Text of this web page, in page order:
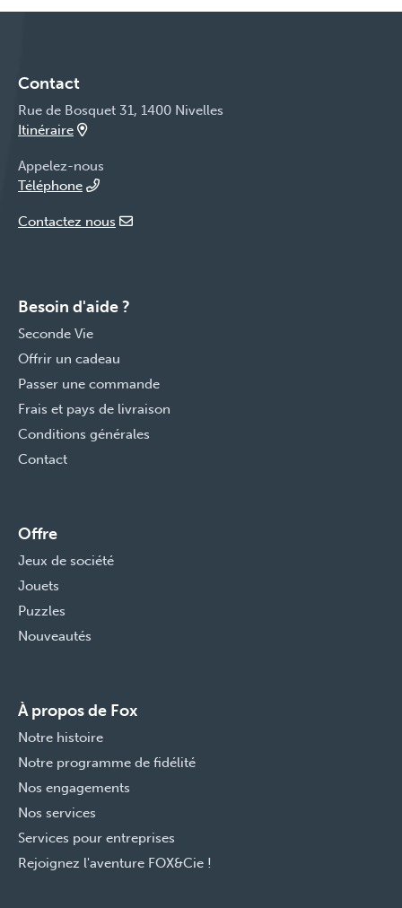
Contact
Rue de Bosquet 31, 1400 Nivelles
Itinéraire
Appelez-nous
Téléphone
Contactez nous
Besoin d'aide ?
Seconde Vie
Offrir un cadeau
Passer une commande
Frais et pays de livraison
Conditions générales
Contact
Offre
Jeux de société
Jouets
Puzzles
Nouveautés
À propos de Fox
Notre histoire
Notre programme de fidélité
Nos engagements
Nos services
Services pour entreprises
Rejoignez l'aventure FOX&Cie !